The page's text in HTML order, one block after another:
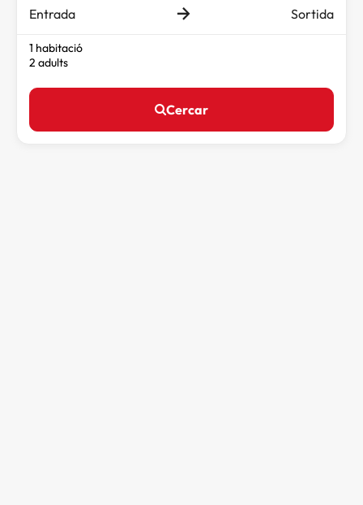
Entrada Sortida
1 habitació
2 adults
Cercar